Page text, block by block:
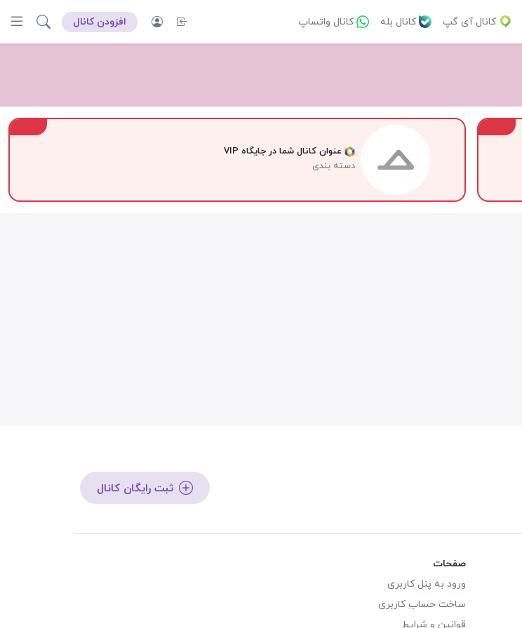
کانال آی گپ کانال بله کانال واتساپ افزودن کانال
عنوان کانال شما در جایگاه VIP
دسته بندی
ثبت رایگان کانال
صفحات
ورود به پنل کاربری
ساخت حساب کاربری
قوانین و شرایط